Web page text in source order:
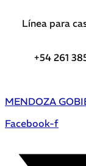
Línea para
+54 261
MENDOZA
Facebook-f